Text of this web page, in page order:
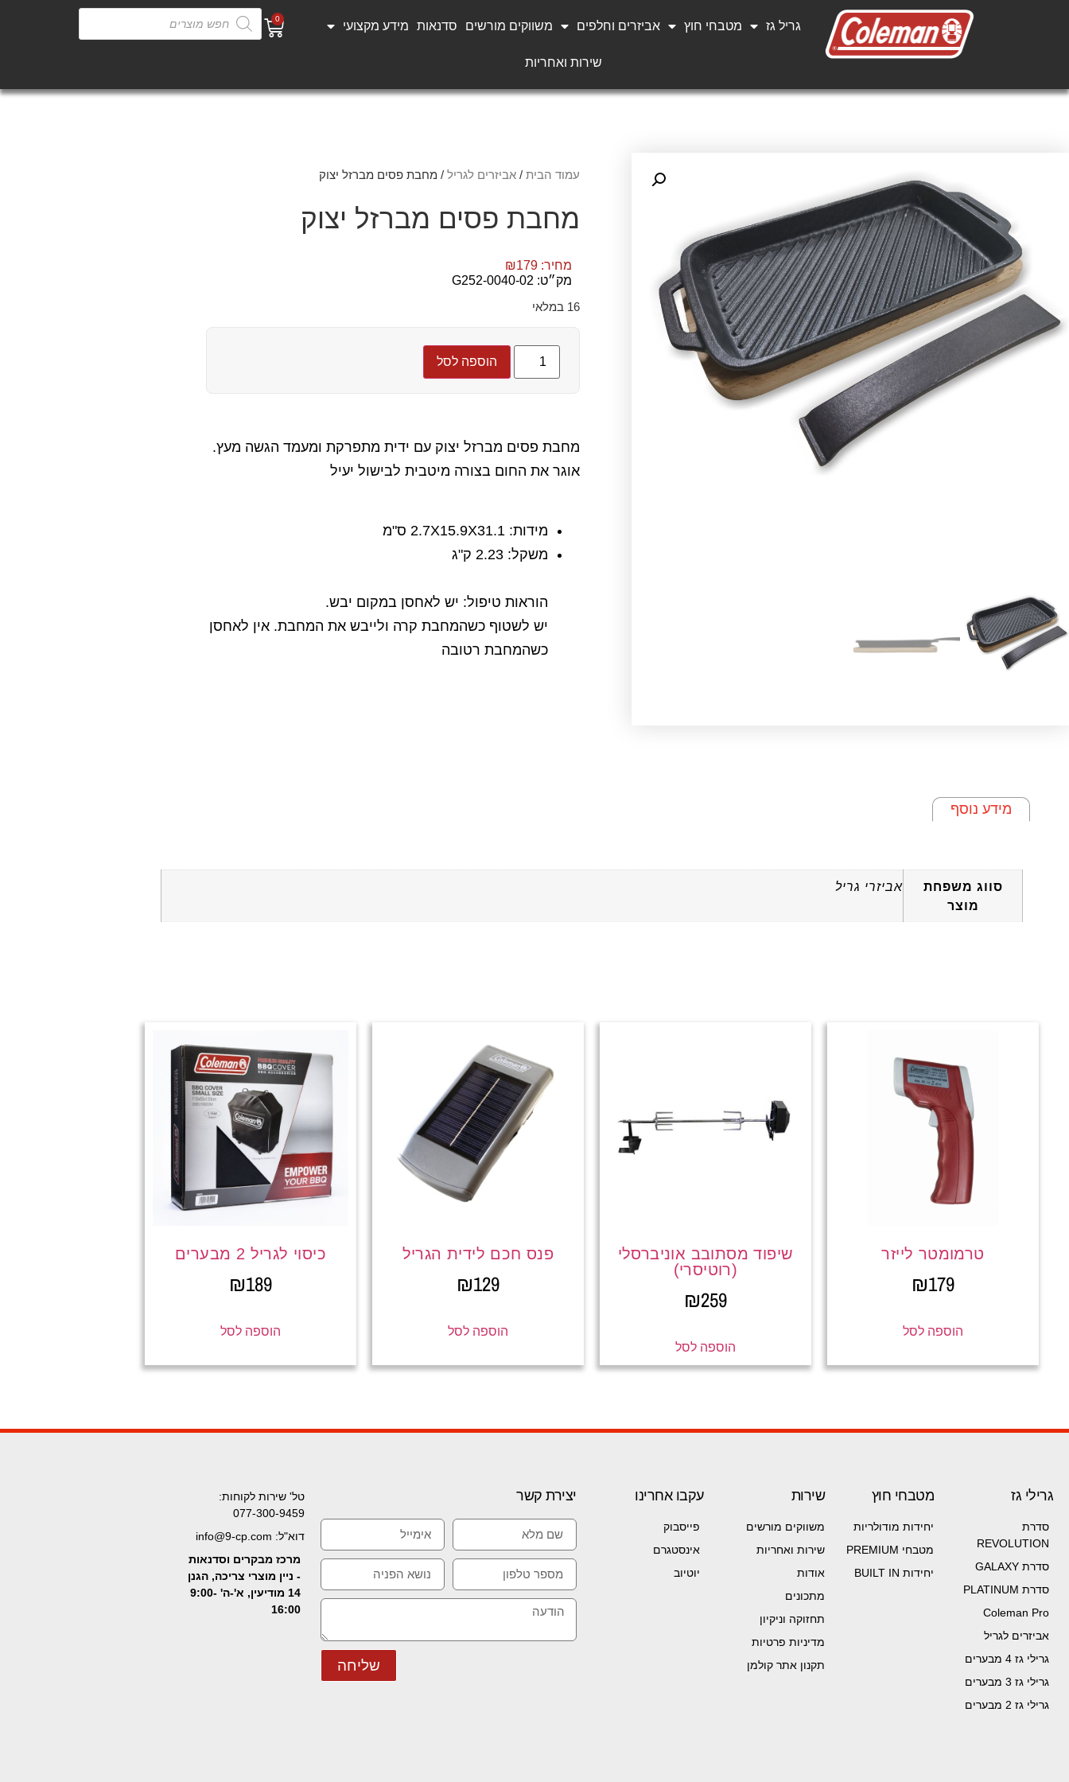
גריל גז מטבחי חוץ אביזרים וחלפים משווקים מורשים סדנאות מידע מקצועי
שירות ואחריות
0
עמוד הבית / אביזרים לגריל / מחבת פסים מברזל יצוק
מחבת פסים מברזל יצוק
מחיר: ₪179
מק״ט: G252-0040-02
16 במלאי
הוספה לסל
מחבת פסים מברזל יצוק עם ידית מתפרקת ומעמד הגשה מעץ.
אוגר את החום בצורה מיטבית לבישול יעיל
מידות: 2.7X15.9X31.1 ס"מ
משקל: 2.23 ק"ג
הוראות טיפול: יש לאחסן במקום יבש.
יש לשטוף כשהמחבת קרה ולייבש את המחבת. אין לאחסן
כשהמחבת רטובה
מידע נוסף
סווג משפחת
מוצר
אביזרי גריל
טרמומטר לייזר
₪179
הוספה לסל
שיפוד מסתובב אוניברסלי
(רוטיסרי)
₪259
הוספה לסל
פנס חכם לידית הגריל
₪129
הוספה לסל
כיסוי לגריל 2 מבערים
₪189
הוספה לסל
גרילי גז
סדרת
REVOLUTION
סדרת GALAXY
סדרת PLATINUM
Coleman Pro
אביזרים לגריל
גרילי גז 4 מבערים
גרילי גז 3 מבערים
גרילי גז 2 מבערים
מטבחי חוץ
יחידות מודולריות
מטבחי PREMIUM
יחידות BUILT IN
שירות
משווקים מורשים
שירות ואחריות
אודות
מתכונים
תחזוקה וניקיון
מדיניות פרטיות
תקנון אתר קולמן
עקבו אחרינו
פייסבוק
אינסטגרם
יוטיוב
יצירת קשר
שליחה
טל' שירות לקוחות:
077-300-9459
דוא"ל: info@9-cp.com
מרכז מבקרים וסדנאות
- ניין מוצרי צריכה, הגנן
14 מודיעין, א'-ה' 9:00-
16:00